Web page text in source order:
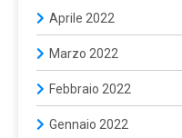
Aprile 2022
Marzo 2022
Febbraio 2022
Gennaio 2022